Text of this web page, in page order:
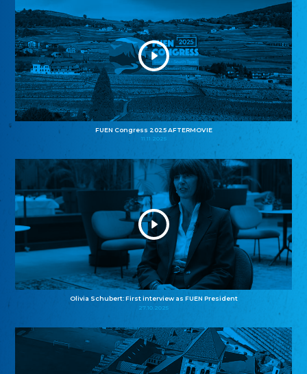
FUEN Congress 2025 AFTERMOVIE
11.11.2025
Olivia Schubert: First interview as FUEN President
27.10.2025